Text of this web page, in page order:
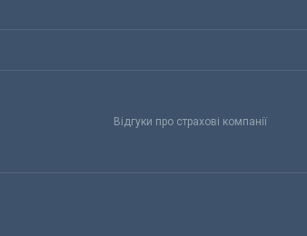
Відгуки про страхові компанії